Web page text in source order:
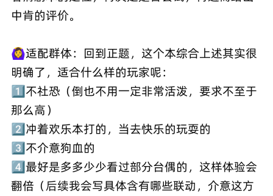
中肯的评价。
🙆‍♀️适配群体：回到正题，这个本综合上述其实很
明确了，适合什么样的玩家呢：
1⃣️不社恐（倒也不用一定非常活泼，要求不至于
那么高）
2⃣️冲着欢乐本打的，当去快乐的玩耍的
3⃣️不介意狗血的
4⃣️最好是多多少少看过部分台偶的，这样体验会
翻倍（后续我会写具体含有哪些联动，介意这方